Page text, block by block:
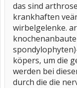
das sind
krankhaften
wirbelgelenke.
köpers, um die
werden bei
durch die die